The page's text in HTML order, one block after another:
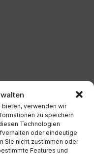
bieten, verwenden wir
zu speichern
Technologien
oder eindeutige
Sie nicht zustimmen oder
Features und